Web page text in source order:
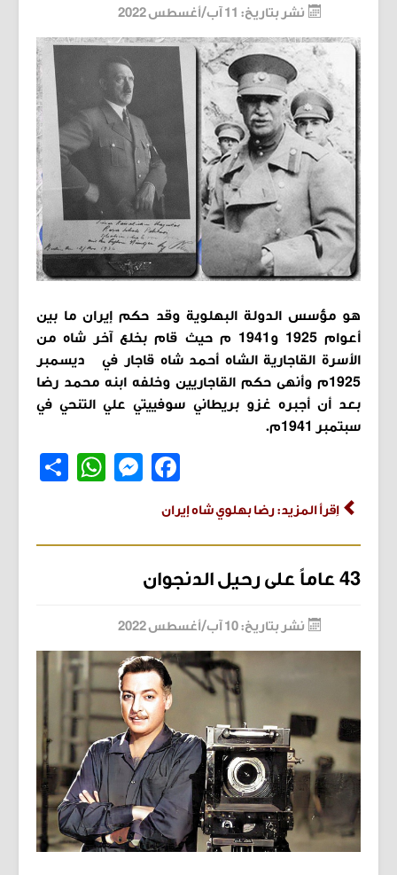
تابوو
نيوز
ترافل
فلاش باك
ستايل
بالهنا
علي لساني
المزيد
راسلونا
نشر بتاريخ: 11 آب/أغسطس 2022
هو مؤسس الدولة البهلوية وقد حكم إيران ما بين
أعوام 1925 و1941 م حيث قام بخلع آخر شاه من
الأسرة القاجارية الشاه أحمد شاه قاجار في ديسمبر
1925م وأنهى حكم القاجاريين وخلفه ابنه محمد رضا
بعد أن أجبره غزو بريطاني سوفييتي علي التنحي في
سبتمبر 1941م.
Facebook
Messenger
WhatsApp
اِقرأ المزيد: رضا بهلوي شاه إيران
43 عاماً على رحيل الدنجوان
نشر بتاريخ: 10 آب/أغسطس 2022